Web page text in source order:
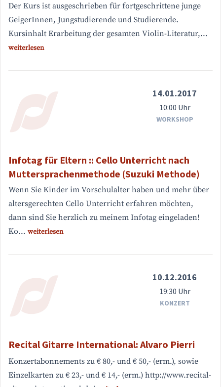
Der Kurs ist ausgeschrieben für fortgeschrittene junge
GeigerInnen, Jungstudierende und Studierende.
Kursinhalt Erarbeitung der gesamten Violin-Literatur,...
weiterlesen
14.01.2017
10:00 Uhr
WORKSHOP
Infotag für Eltern :: Cello Unterricht nach
Muttersprachenmethode (Suzuki Methode)
Wenn Sie Kinder im Vorschulalter haben und mehr über
altersgerechten Cello Unterricht erfahren möchten,
dann sind Sie herzlich zu meinem Infotag eingeladen!
Ko... weiterlesen
10.12.2016
19:30 Uhr
KONZERT
Recital Gitarre International: Alvaro Pierri
Konzertabonnements zu € 80,- und € 50,- (erm.), sowie
Einzelkarten zu € 23,- und € 14,- (erm.) http://www.recital-